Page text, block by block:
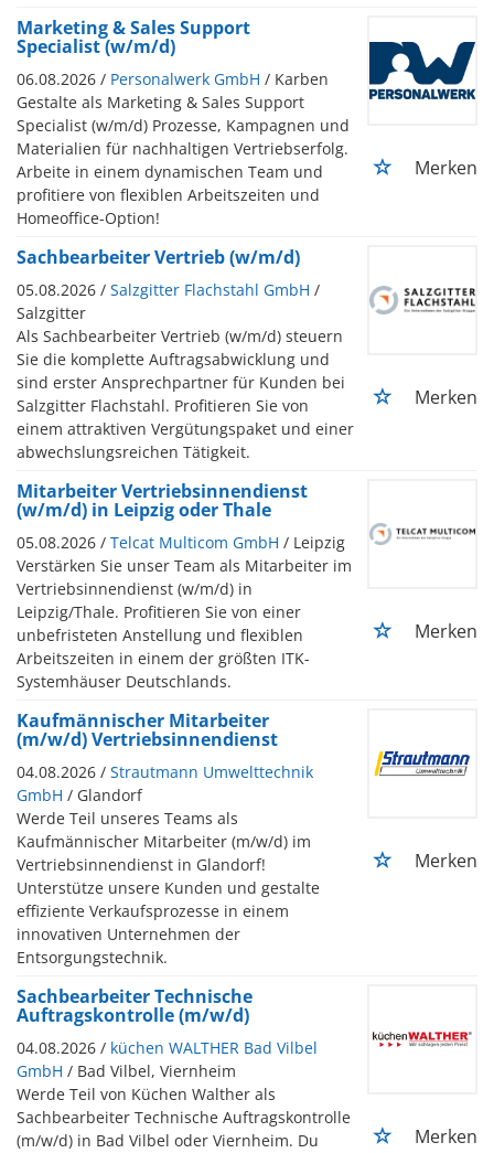
Marketing & Sales Support
Specialist (w/m/d)
06.08.2026 / Personalwerk GmbH / Karben
Gestalte als Marketing & Sales Support
Specialist (w/m/d) Prozesse, Kampagnen und
Materialien für nachhaltigen Vertriebserfolg.
Arbeite in einem dynamischen Team und
profitiere von flexiblen Arbeitszeiten und
Homeoffice-Option!
Merken
Sachbearbeiter Vertrieb (w/m/d)
05.08.2026 / Salzgitter Flachstahl GmbH /
Salzgitter
Als Sachbearbeiter Vertrieb (w/m/d) steuern
Sie die komplette Auftragsabwicklung und
sind erster Ansprechpartner für Kunden bei
Salzgitter Flachstahl. Profitieren Sie von
einem attraktiven Vergütungspaket und einer
abwechslungsreichen Tätigkeit.
Merken
Mitarbeiter Vertriebsinnendienst
(w/m/d) in Leipzig oder Thale
05.08.2026 / Telcat Multicom GmbH / Leipzig
Verstärken Sie unser Team als Mitarbeiter im
Vertriebsinnendienst (w/m/d) in
Leipzig/Thale. Profitieren Sie von einer
unbefristeten Anstellung und flexiblen
Arbeitszeiten in einem der größten ITK-
Systemhäuser Deutschlands.
Merken
Kaufmännischer Mitarbeiter
(m/w/d) Vertriebsinnendienst
04.08.2026 / Strautmann Umwelttechnik
GmbH / Glandorf
Werde Teil unseres Teams als
Kaufmännischer Mitarbeiter (m/w/d) im
Vertriebsinnendienst in Glandorf!
Unterstütze unsere Kunden und gestalte
effiziente Verkaufsprozesse in einem
innovativen Unternehmen der
Entsorgungstechnik.
Merken
Sachbearbeiter Technische
Auftragskontrolle (m/w/d)
04.08.2026 / küchen WALTHER Bad Vilbel
GmbH / Bad Vilbel, Viernheim
Werde Teil von Küchen Walther als
Sachbearbeiter Technische Auftragskontrolle
(m/w/d) in Bad Vilbel oder Viernheim. Du
Merken